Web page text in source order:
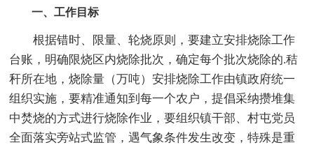
一、工作目标
根据错时、限量、轮烧原则，要建立安排烧除工作
台账，明确限烧区内烧除批次，确定每个批次烧除的.秸
秆所在地，烧除量（万吨）安排烧除工作由镇政府统一
组织实施，要精准通知到每一个农户，提倡采纳攒堆集
中焚烧的方式进行烧除作业，要组织镇干部、村屯党员
全面落实旁站式监管，遇气象条件发生改变，特殊是重